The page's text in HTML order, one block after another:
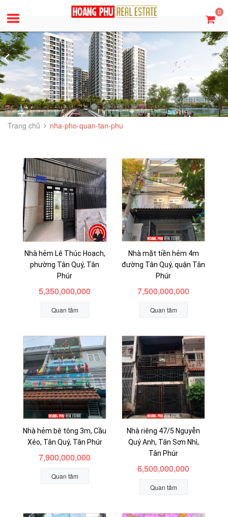
0
Trang chủ nha-pho-quan-tan-phu
Nhà hẻm Lê Thúc Hoạch,
phường Tân Quý, Tân
Phúr
5,350,000,000
Quan tâm
Nhà mặt tiền hẻm 4m
đường Tân Quý, quận Tân
Phúr
7,500,000,000
Quan tâm
Nhà hẻm bê tông 3m, Cầu
Xéo, Tân Quý, Tân Phúr
7,900,000,000
Quan tâm
Nhà riêng 47/5 Nguyễn
Quý Anh, Tân Sơn Nhì,
Tân Phúr
6,500,000,000
Quan tâm